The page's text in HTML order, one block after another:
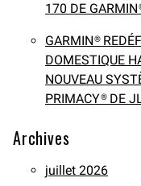
170 DE
GARMIN®
DOMESTIQUE
NOUVEAU
PRIMACY® DE
Archives
juillet 2026